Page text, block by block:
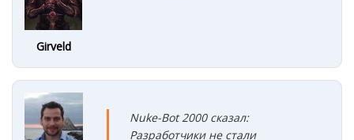
Girveld
Nuke-Bot 2000 сказал:
Разработчики не стали